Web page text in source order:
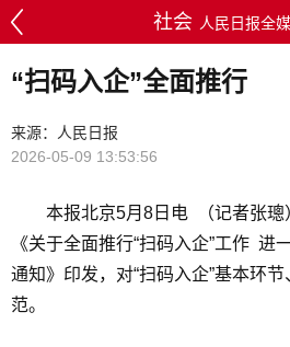
社会 人民日报全
“扫码入企”全面推行
来源：人民日报
2026-05-09 13:53:56
本报北京5月8日电 （记者张璁
《关于全面推行“扫码入企”工作 进
通知》印发，对“扫码入企”基本环
范。